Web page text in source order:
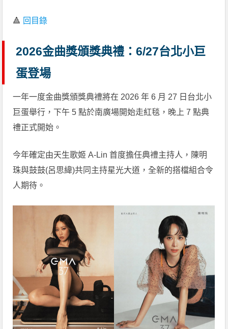
🔺 回目錄
2026金曲獎頒獎典禮：6/27台北小巨
蛋登場
一年一度金曲獎頒獎典禮將在 2026 年 6 月 27 日台北小
巨蛋舉行，下午 5 點於南廣場開始走紅毯，晚上 7 點典
禮正式開始。
今年確定由天生歌姬 A-Lin 首度擔任典禮主持人，陳明
珠與鼓鼓(呂思緯)共同主持星光大道，全新的搭檔組合令
人期待。